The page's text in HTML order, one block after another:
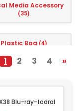
Media Accessory
(35)
Plastic Bag (4)
1 2 3 4 »
Blu-ray-fodral